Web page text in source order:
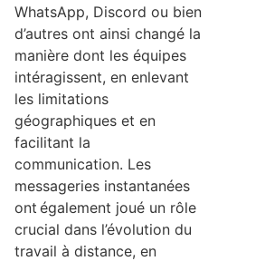
WhatsApp, Discord ou bien
d’autres ont ainsi changé la
manière dont les équipes
intéragissent, en enlevant
les limitations
géographiques et en
facilitant la
communication. Les
messageries instantanées
ont également joué un rôle
crucial dans l’évolution du
travail à distance, en